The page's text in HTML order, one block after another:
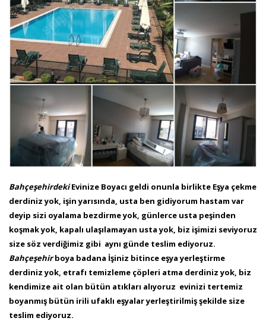
BahçeşehirdekiEvinize Boyacı geldi onunla birlikte Eşya çekme
derdiniz yok, işin yarısında, usta ben gidiyorum hastam var
deyip sizi oyalama bezdirme yok, günlerce usta peşinden
koşmak yok, kapalı ulaşılamayan usta yok, biz işimizi seviyoruz
size söz verdiğimiz gibi aynı günde teslim ediyoruz.
Bahçeşehirboya badana İşiniz bitince eşya yerleştirme
derdiniz yok, etrafı temizleme çöpleri atma derdiniz yok, biz
kendimize ait olan bütün atıkları alıyoruz evinizi tertemiz
boyanmış bütün irili ufaklı eşyalar yerleştirilmiş şekilde size
teslim ediyoruz.